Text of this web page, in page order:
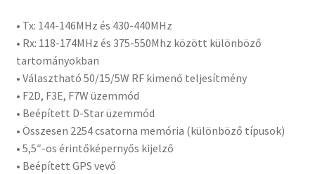
• Tx: 144-146MHz és 430-440MHz
• Rx: 118-174MHz és 375-550Mhz között különböző
tartományokban
• Választható 50/15/5W RF kimenő teljesítmény
• F2D, F3E, F7W üzemmód
• Beépített D-Star üzemmód
• Összesen 2254 csatorna memória (különböző típusok)
• 5,5″-os érintőképernyős kijelző
• Beépített GPS vevő